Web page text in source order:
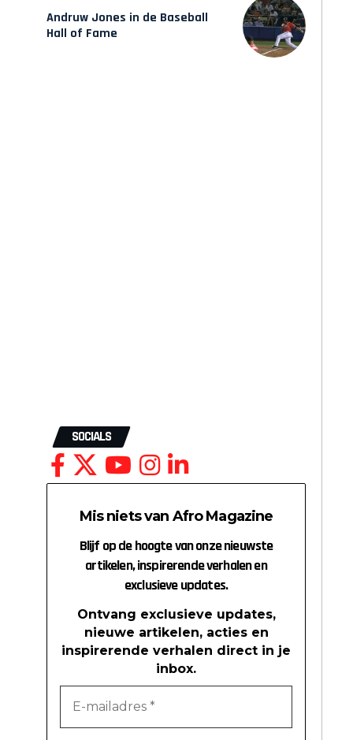
Andruw Jones in de Baseball
Hall of Fame
SOCIALS
Mis niets van Afro Magazine
Blijf op de hoogte van onze nieuwste
artikelen, inspirerende verhalen en
exclusieve updates.
Ontvang exclusieve updates,
nieuwe artikelen, acties en
inspirerende verhalen direct in je
inbox.